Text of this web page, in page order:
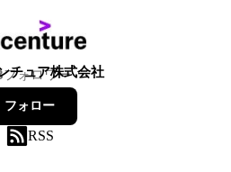
チュア株式会社
フォロワー
フォロー
RSS